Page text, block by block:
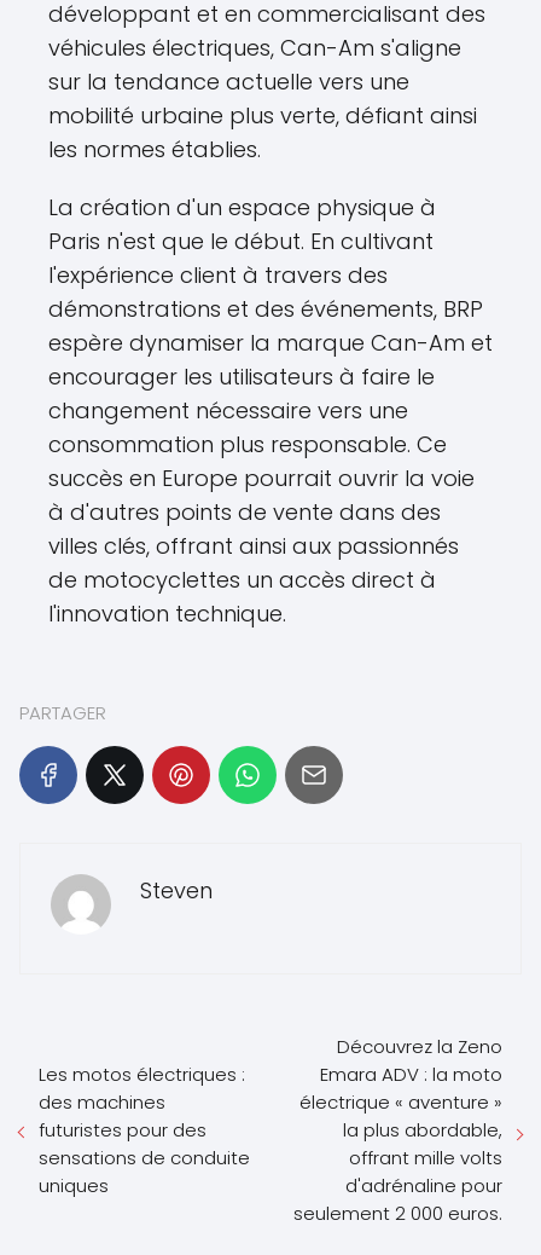
développant et en commercialisant des
véhicules électriques, Can-Am s'aligne
sur la tendance actuelle vers une
mobilité urbaine plus verte, défiant ainsi
les normes établies.
La création d'un espace physique à
Paris n'est que le début. En cultivant
l'expérience client à travers des
démonstrations et des événements, BRP
espère dynamiser la marque Can-Am et
encourager les utilisateurs à faire le
changement nécessaire vers une
consommation plus responsable. Ce
succès en Europe pourrait ouvrir la voie
à d'autres points de vente dans des
villes clés, offrant ainsi aux passionnés
de motocyclettes un accès direct à
l'innovation technique.
PARTAGER
Steven
Les motos électriques :
des machines
futuristes pour des
sensations de conduite
uniques
Découvrez la Zeno
Emara ADV : la moto
électrique « aventure »
la plus abordable,
offrant mille volts
d'adrénaline pour
seulement 2 000 euros.